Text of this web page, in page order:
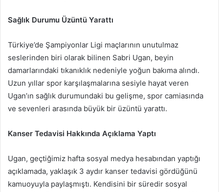
Sağlık Durumu Üzüntü Yarattı
Türkiye’de Şampiyonlar Ligi maçlarının unutulmaz
seslerinden biri olarak bilinen Sabri Ugan, beyin
damarlarındaki tıkanıklık nedeniyle yoğun bakıma alındı.
Uzun yıllar spor karşılaşmalarına sesiyle hayat veren
Ugan’ın sağlık durumundaki bu gelişme, spor camiasında
ve sevenleri arasında büyük bir üzüntü yarattı.
Kanser Tedavisi Hakkında Açıklama Yaptı
Ugan, geçtiğimiz hafta sosyal medya hesabından yaptığı
açıklamada, yaklaşık 3 aydır kanser tedavisi gördüğünü
kamuoyuyla paylaşmıştı. Kendisini bir süredir sosyal